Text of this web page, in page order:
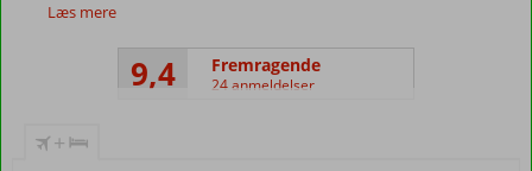
Læs mere
9,4 Fremragende
24 anmeldelser
+